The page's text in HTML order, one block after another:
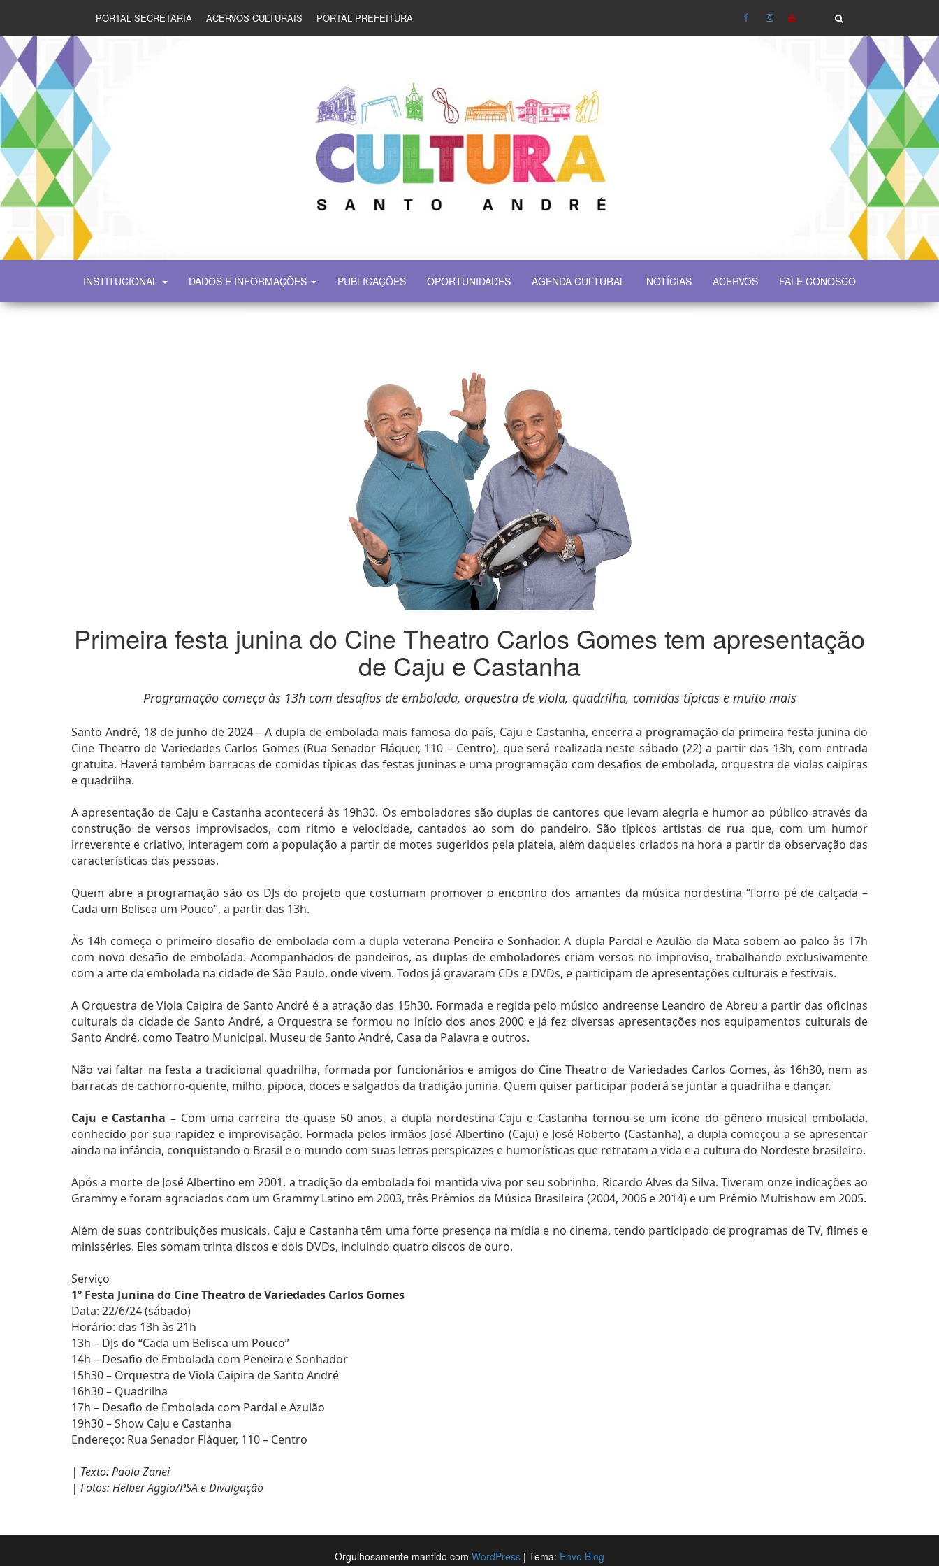
PORTAL SECRETARIA ACERVOS CULTURAIS PORTAL PREFEITURA
SECULT
INSTITUCIONAL DADOS E INFORMAÇÕES PUBLICAÇÕES OPORTUNIDADES AGENDA CULTURAL NOTÍCIAS ACERVOS FALE CONOSCO
Primeira festa junina do Cine Theatro Carlos Gomes tem apresentação
de Caju e Castanha
Programação começa às 13h com desafios de embolada, orquestra de viola, quadrilha, comidas típicas e muito mais
Santo André, 18 de junho de 2024 – A dupla de embolada mais famosa do país, Caju e Castanha, encerra a programação da primeira festa junina do
Cine Theatro de Variedades Carlos Gomes (Rua Senador Fláquer, 110 – Centro), que será realizada neste sábado (22) a partir das 13h, com entrada
gratuita. Haverá também barracas de comidas típicas das festas juninas e uma programação com desafios de embolada, orquestra de violas caipiras
e quadrilha.
A apresentação de Caju e Castanha acontecerá às 19h30. Os emboladores são duplas de cantores que levam alegria e humor ao público através da
construção de versos improvisados, com ritmo e velocidade, cantados ao som do pandeiro. São típicos artistas de rua que, com um humor
irreverente e criativo, interagem com a população a partir de motes sugeridos pela plateia, além daqueles criados na hora a partir da observação das
características das pessoas.
Quem abre a programação são os DJs do projeto que costumam promover o encontro dos amantes da música nordestina “Forro pé de calçada –
Cada um Belisca um Pouco”, a partir das 13h.
Às 14h começa o primeiro desafio de embolada com a dupla veterana Peneira e Sonhador. A dupla Pardal e Azulão da Mata sobem ao palco às 17h
com novo desafio de embolada. Acompanhados de pandeiros, as duplas de emboladores criam versos no improviso, trabalhando exclusivamente
com a arte da embolada na cidade de São Paulo, onde vivem. Todos já gravaram CDs e DVDs, e participam de apresentações culturais e festivais.
A Orquestra de Viola Caipira de Santo André é a atração das 15h30. Formada e regida pelo músico andreense Leandro de Abreu a partir das oficinas
culturais da cidade de Santo André, a Orquestra se formou no início dos anos 2000 e já fez diversas apresentações nos equipamentos culturais de
Santo André, como Teatro Municipal, Museu de Santo André, Casa da Palavra e outros.
Não vai faltar na festa a tradicional quadrilha, formada por funcionários e amigos do Cine Theatro de Variedades Carlos Gomes, às 16h30, nem as
barracas de cachorro-quente, milho, pipoca, doces e salgados da tradição junina. Quem quiser participar poderá se juntar a quadrilha e dançar.
Caju e Castanha – Com uma carreira de quase 50 anos, a dupla nordestina Caju e Castanha tornou-se um ícone do gênero musical embolada,
conhecido por sua rapidez e improvisação. Formada pelos irmãos José Albertino (Caju) e José Roberto (Castanha), a dupla começou a se apresentar
ainda na infância, conquistando o Brasil e o mundo com suas letras perspicazes e humorísticas que retratam a vida e a cultura do Nordeste brasileiro.
Após a morte de José Albertino em 2001, a tradição da embolada foi mantida viva por seu sobrinho, Ricardo Alves da Silva. Tiveram onze indicações ao
Grammy e foram agraciados com um Grammy Latino em 2003, três Prêmios da Música Brasileira (2004, 2006 e 2014) e um Prêmio Multishow em 2005.
Além de suas contribuições musicais, Caju e Castanha têm uma forte presença na mídia e no cinema, tendo participado de programas de TV, filmes e
minisséries. Eles somam trinta discos e dois DVDs, incluindo quatro discos de ouro.
Serviço
1º Festa Junina do Cine Theatro de Variedades Carlos Gomes
Data: 22/6/24 (sábado)
Horário: das 13h às 21h
13h – DJs do “Cada um Belisca um Pouco”
14h – Desafio de Embolada com Peneira e Sonhador
15h30 – Orquestra de Viola Caipira de Santo André
16h30 – Quadrilha
17h – Desafio de Embolada com Pardal e Azulão
19h30 – Show Caju e Castanha
Endereço: Rua Senador Fláquer, 110 – Centro
| Texto: Paola Zanei
| Fotos: Helber Aggio/PSA e Divulgação
Orgulhosamente mantido com WordPress | Tema: Envo Blog